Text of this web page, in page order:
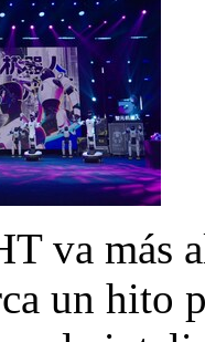
va más
un hito